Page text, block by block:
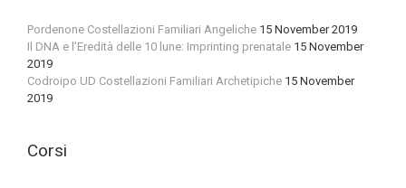
Pordenone Costellazioni Familiari Angeliche 15 November 2019
Il DNA e l’Eredità delle 10 lune: Imprinting prenatale 15 November
2019
Codroipo UD Costellazioni Familiari Archetipiche 15 November
2019
Corsi